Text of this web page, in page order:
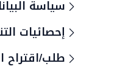
سياسة
إحصائيات
طلب/اقتراح